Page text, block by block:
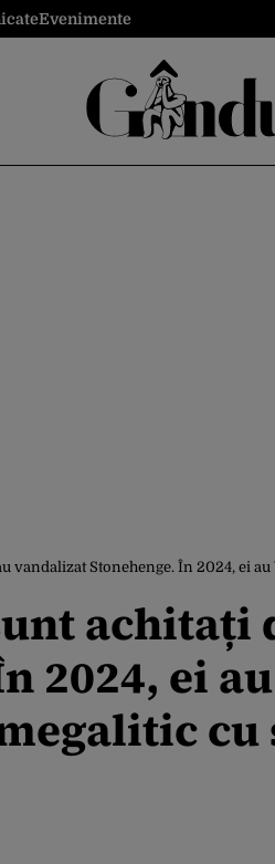
Evenimente
vandalizat Stonehenge. În 2024, ei
achitați
2024, ei au
cu